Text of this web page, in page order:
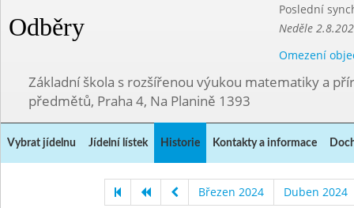
Odběry
Poslední
Neděle
Omezení
Základní škola s rozšířenou výukou matematiky a
předmětů, Praha 4, Na Planině 1393
Vybrat jídelnu Jídelní lístek Historie Kontakty a informace
Březen 2024 Duben 2024